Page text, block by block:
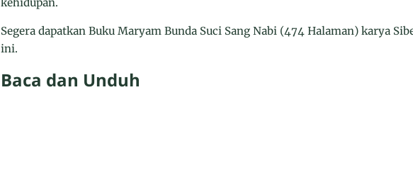
Segera dapatkan Buku Maryam Bunda Suci Sang Nabi (474 Halaman) karya
ini.
Baca dan Unduh